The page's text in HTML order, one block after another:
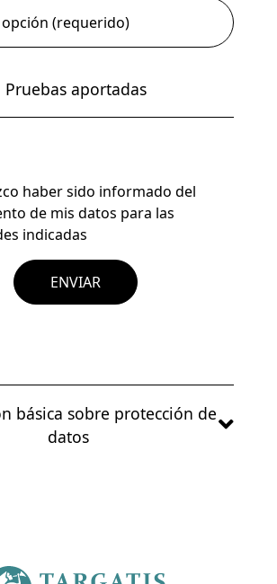
Pruebas aportadas
haber sido informado del
de mis datos para las
indicadas
básica sobre protección de
datos
las comunicaciones